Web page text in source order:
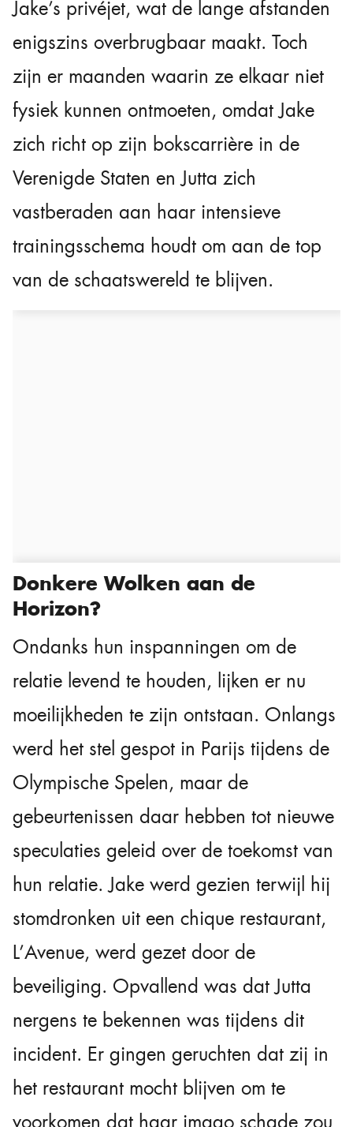
Jake’s privéjet, wat de lange afstanden
enigszins overbrugbaar maakt. Toch
zijn er maanden waarin ze elkaar niet
fysiek kunnen ontmoeten, omdat Jake
zich richt op zijn bokscarrière in de
Verenigde Staten en Jutta zich
vastberaden aan haar intensieve
trainingsschema houdt om aan de top
van de schaatswereld te blijven.
Donkere Wolken aan de
Horizon?
Ondanks hun inspanningen om de
relatie levend te houden, lijken er nu
moeilijkheden te zijn ontstaan. Onlangs
werd het stel gespot in Parijs tijdens de
Olympische Spelen, maar de
gebeurtenissen daar hebben tot nieuwe
speculaties geleid over de toekomst van
hun relatie. Jake werd gezien terwijl hij
stomdronken uit een chique restaurant,
L’Avenue, werd gezet door de
beveiliging. Opvallend was dat Jutta
nergens te bekennen was tijdens dit
incident. Er gingen geruchten dat zij in
het restaurant mocht blijven om te